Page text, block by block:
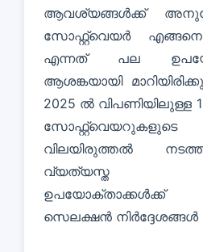
ആവശ്യങ്ങൾക്ക്
സോഫ്റ്റ്വെയർ എങ്ങനെ
എന്നത് പല
ആശങ്കയായി
2025 ൽ വിപണിയിലുള്ള
വിലയിരുത്തൽ
വ്യത്യസ്ത
സെലക്ഷൻ